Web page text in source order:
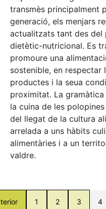
transmès principalment
generació, els menjars
actualitzats tant des del
dietètic-nutricional. Es
promoure una
sostenible, en respectar
productes i la seua
proximitat. La
la cuina de les
del llegat de la cultura
arrelada a uns hàbits
alimentàries i a un
valdre.
1 2 3 4